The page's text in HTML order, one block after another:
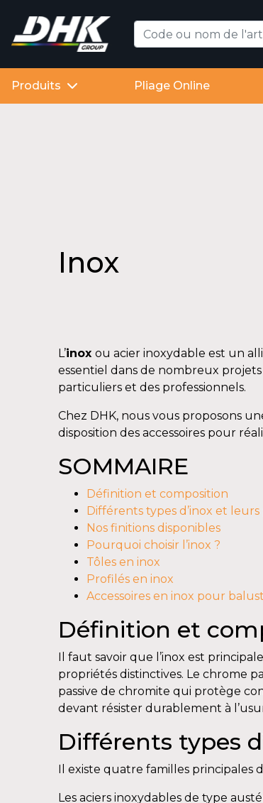
Produits Pliage Online
Inox
L’inoxou acier inoxydable est un
essentiel dans de nombreux
particuliers et des professionnels.
Chez DHK, nous vous proposons
disposition des accessoires pour
SOMMAIRE
Définition et composition
Différents types d’inox et
Nos finitions disponibles
Pourquoi choisir l’inox ?
Tôles en inox
Profilés en inox
Accessoires en inox pour
Définition et
Il faut savoir que l’inox est
propriétés distinctives. Le chrome
passive de chromite qui protège
devant résister durablement à
Différents types
Il existe quatre familles
Les aciers inoxydables de type